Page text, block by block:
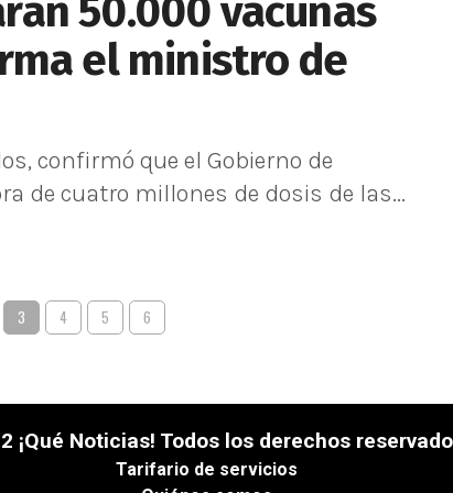
50.000 vacunas
el ministro de
confirmó que el Gobierno de
de cuatro millones de dosis de las...
3 4 5 6
¡Qué Noticias! Todos los derechos
Tarifario de servicios